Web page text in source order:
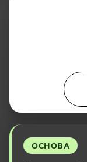
ОСНОВА